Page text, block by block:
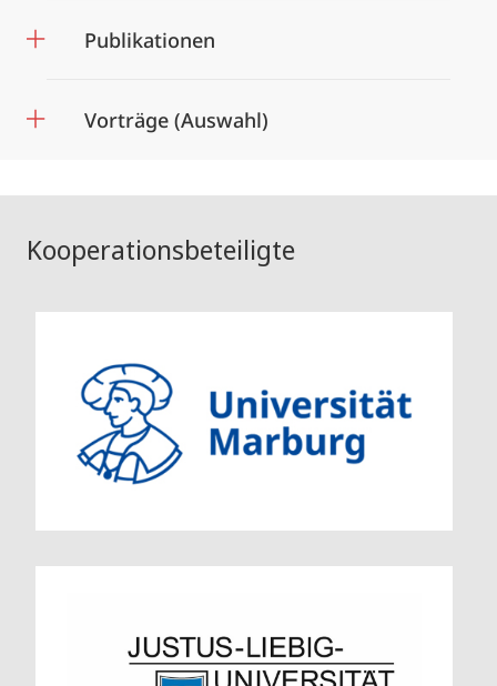
Publikationen
Vorträge (Auswahl)
Kooperationsbeteiligte